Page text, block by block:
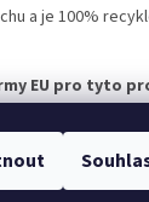
a je 100%
EU pro tyto